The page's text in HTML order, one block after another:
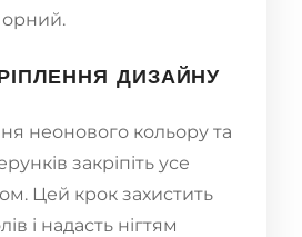
ДИЗАЙНУ
неонового кольору та
закріпіть усе
Цей крок захистить
і надасть нігтям